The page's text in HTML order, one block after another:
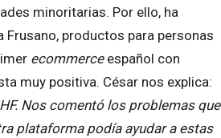
minoritarias. Por ello, ha
productos para personas
ecommerceespañol con
muy positiva. César nos explica:
Nos comentó los problemas que
plataforma podía ayudar a estas